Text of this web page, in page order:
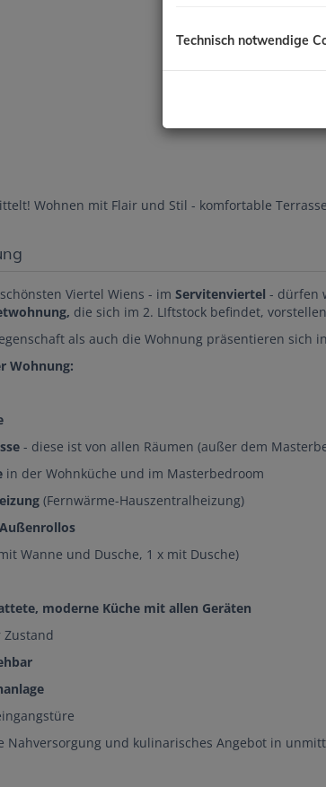
Viertel Wiens - im Servitenviertel - dürfen
die sich im 2. LIftstock befindet,
als auch die Wohnung präsentieren sich in
Wohnung:
- diese ist von allen Räumen (außer dem
in der Wohnküche und im Masterbedroom
(Fernwärme-Hauszentralheizung)
Wanne und Dusche, 1 x mit Dusche)
moderne Küche mit allen Geräten
Nahversorgung und kulinarisches Angebot in
Technisch notwendige